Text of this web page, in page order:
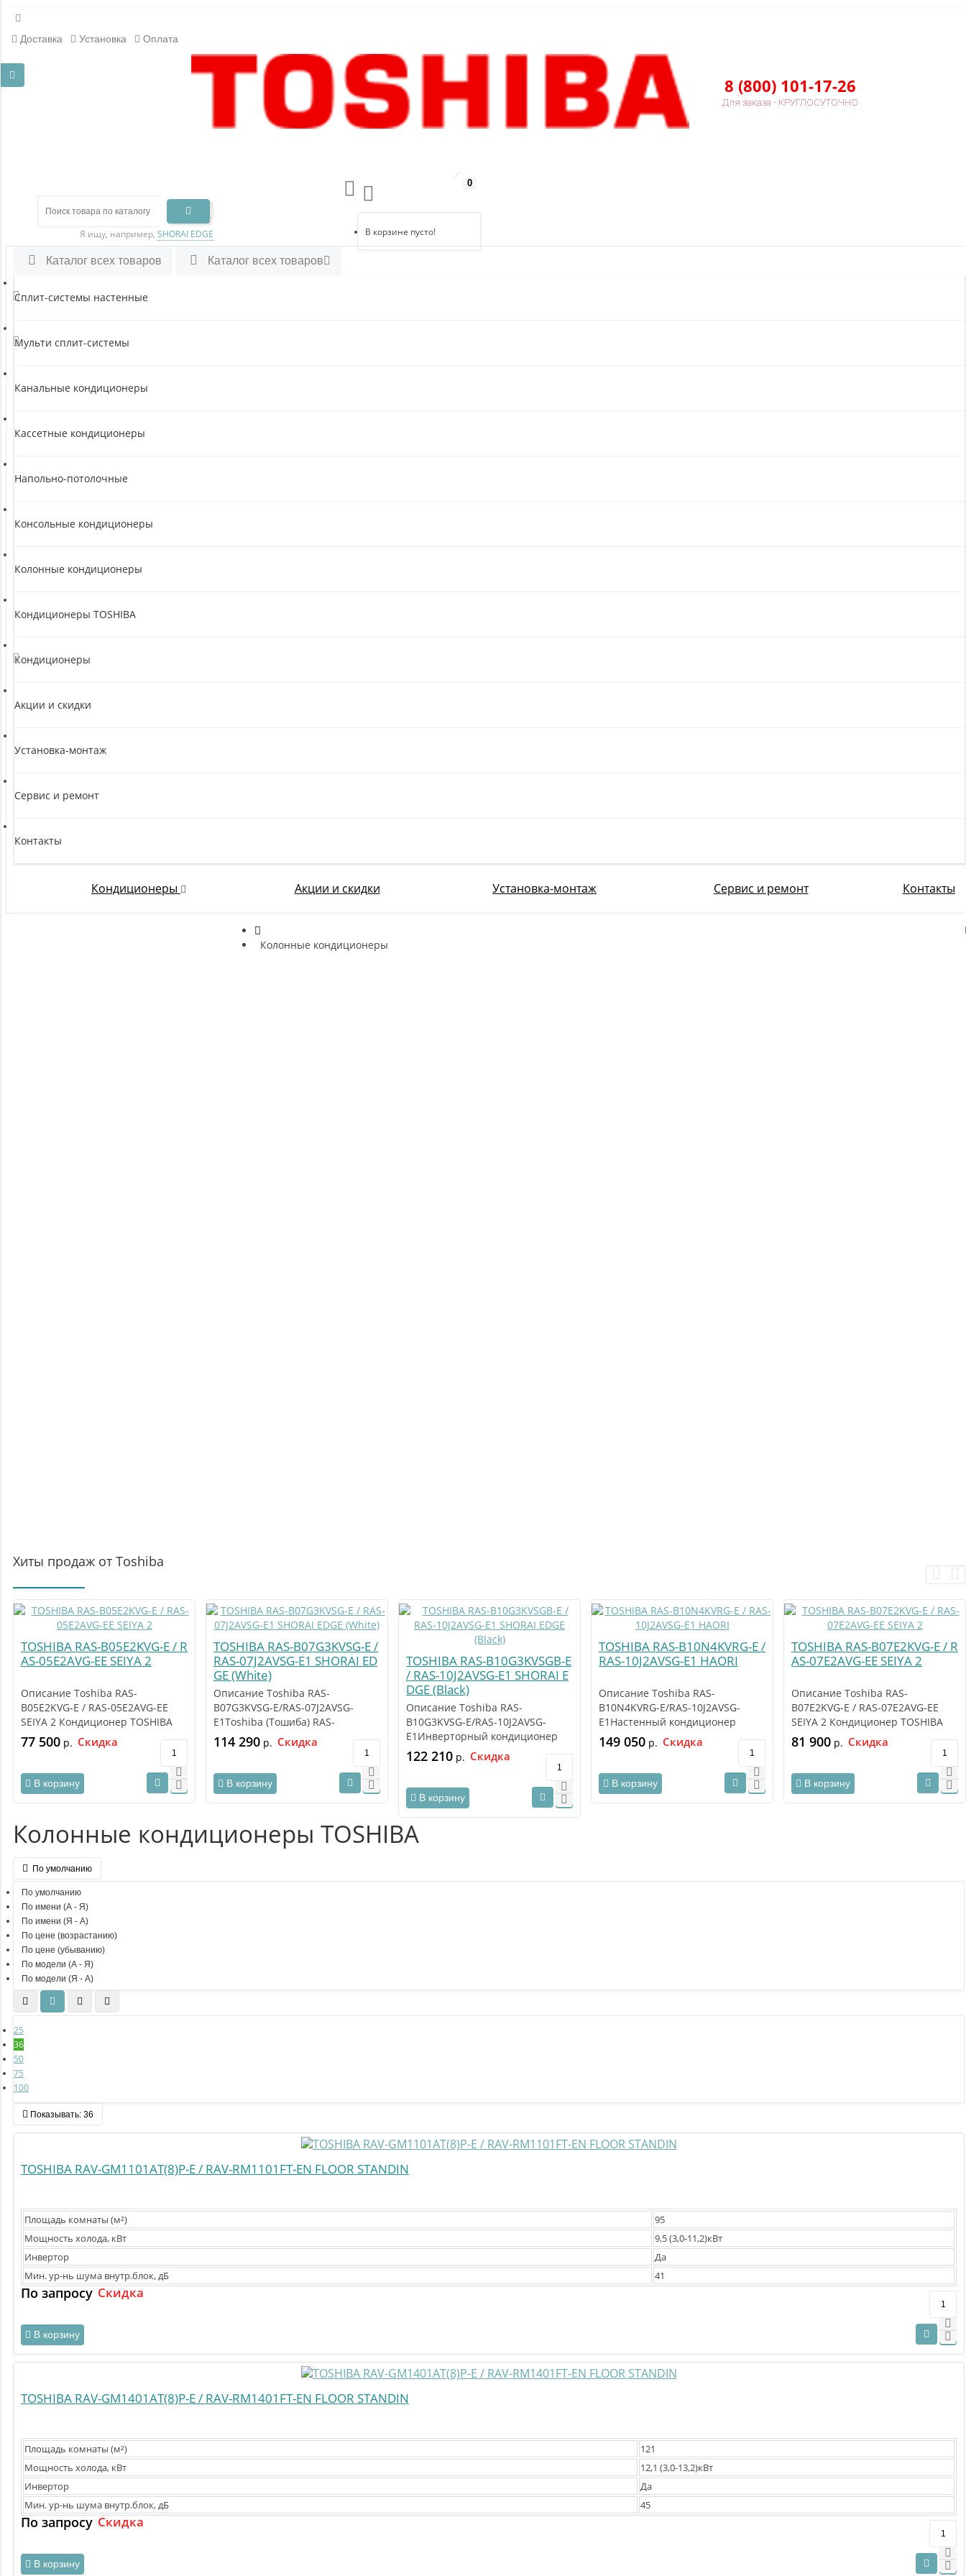
Доставка Установка Оплата
8 (800) 101-17-26
Для заказа - КРУГЛОСУТОЧНО
Я ищу, например,SHORAI EDGE
0
В корзине пусто!
Каталог всех товаров Каталог всех товаров
Сплит-системы настенные
Мульти сплит-системы
Канальные кондиционеры
Кассетные кондиционеры
Напольно-потолочные
Консольные кондиционеры
Колонные кондиционеры
Кондиционеры TOSHIBA
Кондиционеры
Акции и скидки
Установка-монтаж
Сервис и ремонт
Контакты
Кондиционеры Акции и скидки Установка-монтаж Сервис и ремонт Контакты
Колонные кондиционеры
Хиты продаж от Toshiba
TOSHIBA RAS-B05E2KVG-E / R
AS-05E2AVG-EE SEIYA 2
Описание Toshiba RAS-
B05E2KVG-E / RAS-05E2AVG-EE
SEIYA 2 Кондиционер TOSHIBA
RAS-B05E2KVG-E / RAS-05..
77 500 р. Скидка
В корзину
TOSHIBA RAS-B07G3KVSG-E /
RAS-07J2AVSG-E1 SHORAI ED
GE (White)
Описание Toshiba RAS-
B07G3KVSG-E/RAS-07J2AVSG-
E1Toshiba (Тошиба) RAS-
B07G3KVSG-E/RAS-07J2AVSG-E1 –
э..
114 290 р. Скидка
В корзину
TOSHIBA RAS-B10G3KVSGB-E
/ RAS-10J2AVSG-E1 SHORAI E
DGE (Black)
Описание Toshiba RAS-
B10G3KVSG-E/RAS-10J2AVSG-
E1Инверторный кондиционер
модели Toshiba (Тошиба) RAS-..
122 210 р. Скидка
В корзину
TOSHIBA RAS-B10N4KVRG-E /
RAS-10J2AVSG-E1 HAORI
Описание Toshiba RAS-
B10N4KVRG-E/RAS-10J2AVSG-
E1Настенный кондиционер
Toshiba (Тошиба) RAS-
B10N4KVRG..
149 050 р. Скидка
В корзину
TOSHIBA RAS-B07E2KVG-E / R
AS-07E2AVG-EE SEIYA 2
Описание Toshiba RAS-
B07E2KVG-E / RAS-07E2AVG-EE
SEIYA 2 Кондиционер TOSHIBA
RAS-B07E2KVG-E / R..
81 900 р. Скидка
В корзину
Колонные кондиционеры TOSHIBA
По умолчанию
По умолчанию
По имени (A - Я)
По имени (Я - A)
По цене (возрастанию)
По цене (убыванию)
По модели (A - Я)
По модели (Я - A)
25
36
50
75
100
Показывать: 36
TOSHIBA RAV-GM1101AT(8)P-E / RAV-RM1101FT-EN FLOOR STANDIN
Площадь комнаты (м²)
95
Мощность холода, кВт
9,5 (3,0-11,2)кВт
Инвертор
Да
Мин. ур-нь шума внутр.блок, дБ
41
По запросу Скидка
В корзину
TOSHIBA RAV-GM1401AT(8)P-E / RAV-RM1401FT-EN FLOOR STANDIN
Площадь комнаты (м²)
121
Мощность холода, кВт
12,1 (3,0-13,2)кВт
Инвертор
Да
Мин. ур-нь шума внутр.блок, дБ
45
По запросу Скидка
В корзину